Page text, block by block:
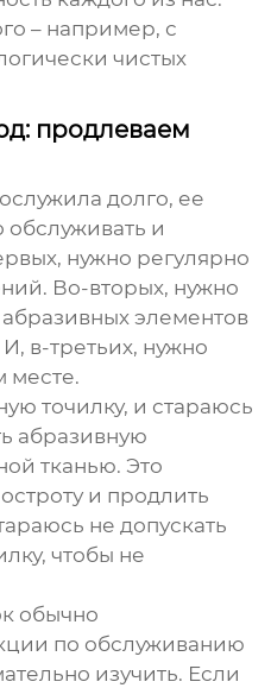
– например, с
чистых
продлеваем
долго, ее
и
нужно регулярно
Во-вторых, нужно
элементов
в-третьих, нужно
месте.
точилку, и стараюсь
абразивную
тканью. Это
и продлить
не допускать
чтобы не
обычно
по обслуживанию
изучить. Если